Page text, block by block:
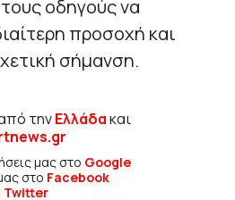
οδηγούς να
προσοχή και
σήμανση.
τηνΕλλάδακαι
μας στο Google
στο Facebook
Twitter